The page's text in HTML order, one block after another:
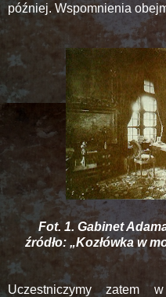
później. Wspomnienia
Fot. 1. Gabinet
źródło: „Kozłówka w
Uczestniczymy zatem